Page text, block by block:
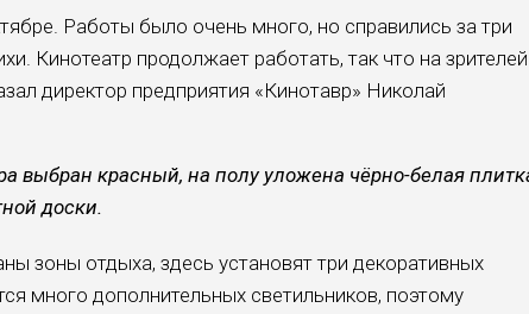
Работы было очень много, но справились за три
Кинотеатр продолжает работать, так что на зрителей
директор предприятия «Кинотавр» Николай
выбран красный, на полу уложена чёрно-белая
доски.
зоны отдыха, здесь установят три декоративных
много дополнительных светильников, поэтому